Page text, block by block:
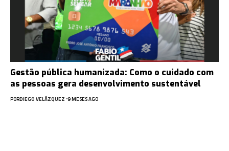
Gestão pública humanizada: Como o cuidado com
as pessoas gera desenvolvimento sustentável
PORDIEGO VELÁZQUEZ 9 MESES AGO